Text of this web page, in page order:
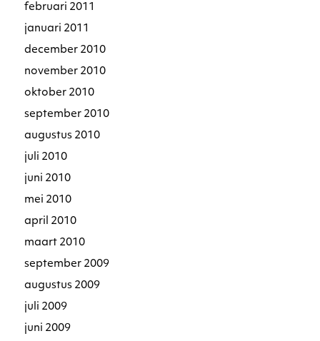
februari 2011
januari 2011
december 2010
november 2010
oktober 2010
september 2010
augustus 2010
juli 2010
juni 2010
mei 2010
april 2010
maart 2010
september 2009
augustus 2009
juli 2009
juni 2009